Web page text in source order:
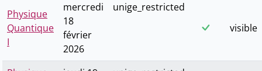
Physique
Quantique
I
mercredi
18
février
2026
unige_restricted
visible